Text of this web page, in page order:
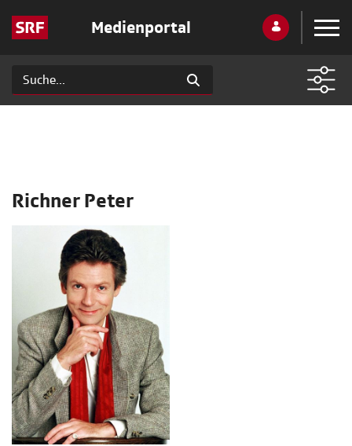
Medienportal
Richner Peter